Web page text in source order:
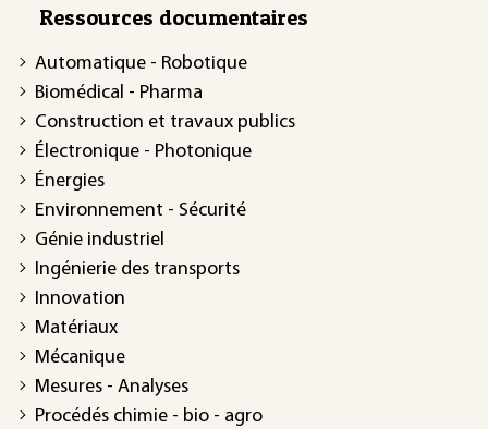
Ressources documentaires
Automatique - Robotique
Biomédical - Pharma
Construction et travaux publics
Électronique - Photonique
Énergies
Environnement - Sécurité
Génie industriel
Ingénierie des transports
Innovation
Matériaux
Mécanique
Mesures - Analyses
Procédés chimie - bio - agro